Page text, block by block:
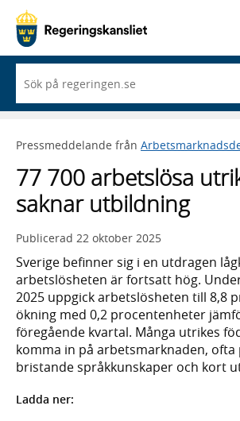
du
börjar
skriva
framträder
lista
med
sökförslag
Pressmeddelande från
77 700 arbetslösa
saknar utbildning
Publicerad 22 oktober 2025
Sverige befinner sig i en utdragen
arbetslösheten är fortsatt hög.
2025 uppgick arbetslösheten till 8,8
ökning med 0,2 procentenheter
föregående kvartal. Många utrikes
komma in på arbetsmarknaden, ofta
bristande språkkunskaper och kort
Ladda ner: